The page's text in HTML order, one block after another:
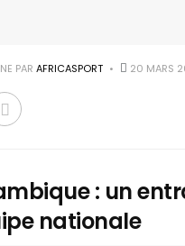
PAR AFRICASPORT 20 MARS
: un
nationale